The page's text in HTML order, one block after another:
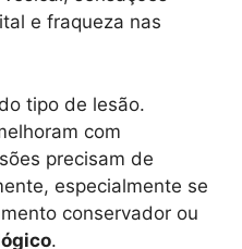
e fraqueza nas
tipo de lesão.
com
precisam de
especialmente se
conservador ou
.